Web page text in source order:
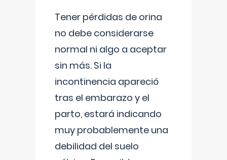
Tener pérdidas de orina
no debe considerarse
normal ni algo a aceptar
sin más. Si la
incontinencia apareció
tras el embarazo y el
parto, estará indicando
muy probablemente una
debilidad del suelo